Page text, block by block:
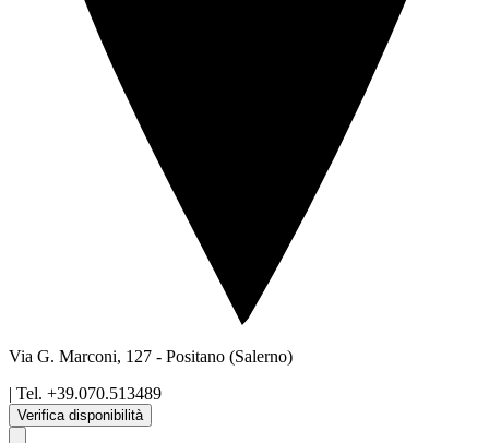
Via G. Marconi, 127 - Positano (Salerno)
| Tel. +39.070.513489
Verifica disponibilità